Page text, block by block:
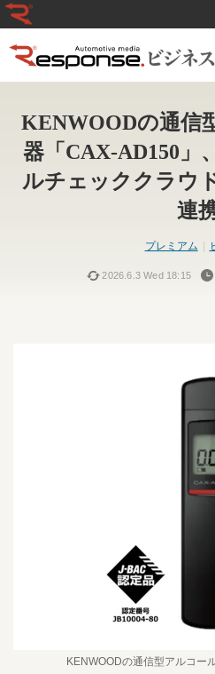
KENWOODの通信
器「CAX-AD150」
ルチェッククラウ
連
プレミアム
2026.6.3 Wed 18:15
KENWOODの通信型アルコー